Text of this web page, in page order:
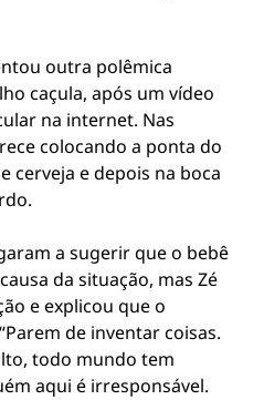
outra polêmica
caçula, após um vídeo
na internet. Nas
colocando a ponta do
cerveja e depois na boca
a sugerir que o bebê
da situação, mas Zé
e explicou que o
de inventar coisas.
todo mundo tem
aqui é irresponsável.